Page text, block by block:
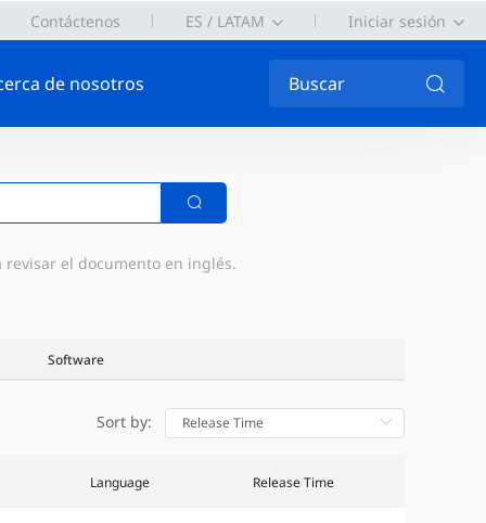
Contáctenos ES / LATAM Iniciar sesión
de nosotros Buscar
el documento en inglés.
Software
Sort by:
Language Release Time